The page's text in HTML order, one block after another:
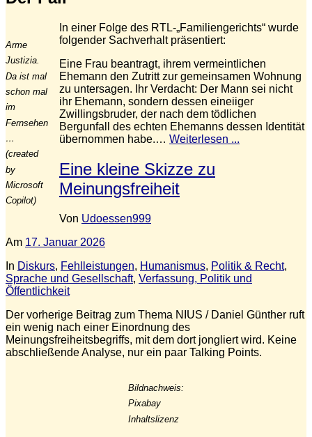
Arme
Justizia.
Da ist mal
schon mal
im
Fernsehen
…
(created
by
Microsoft
Copilot)
In einer Folge des RTL‑„Familiengerichts“ wurde
folgender Sachverhalt präsentiert:
Eine Frau beantragt, ihrem vermeintlichen
Ehemann den Zutritt zur gemeinsamen Wohnung
zu untersagen. Ihr Verdacht: Der Mann sei nicht
ihr Ehemann, sondern dessen eineiiger
Zwillingsbruder, der nach dem tödlichen
Bergunfall des echten Ehemanns dessen Identität
übernommen habe.… Weiterlesen ...
Eine kleine Skizze zu
Meinungsfreiheit
Von Udoessen999
Am 17. Januar 2026
In Diskurs, Fehlleistungen, Humanismus, Politik & Recht,
Sprache und Gesellschaft, Verfassung, Politik und
Öffentlichkeit
Der vorherige Beitrag zum Thema NIUS / Daniel Günther ruft
ein wenig nach einer Einordnung des
Meinungsfreiheitsbegriffs, mit dem dort jongliert wird. Keine
abschließende Analyse, nur ein paar Talking Points.
Bildnachweis:
Pixabay
Inhaltslizenz